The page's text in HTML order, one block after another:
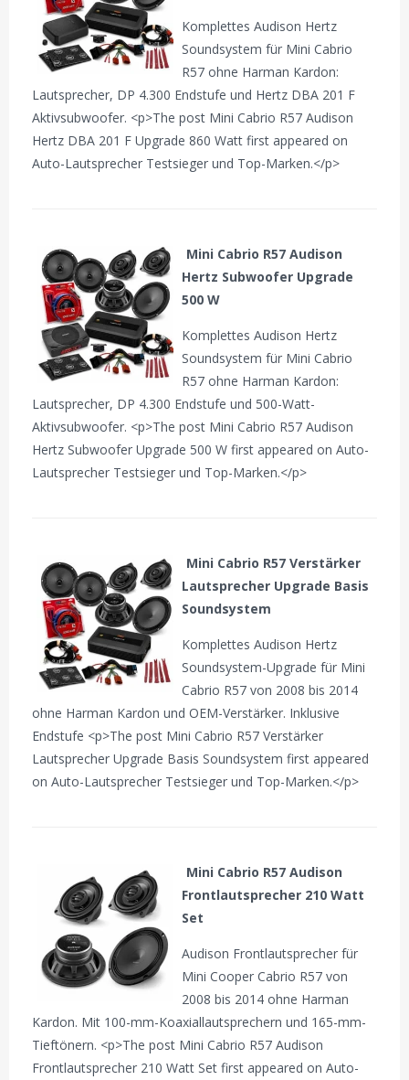
Komplettes Audison Hertz
Soundsystem für Mini Cabrio
R57 ohne Harman Kardon:
Lautsprecher, DP 4.300 Endstufe und Hertz DBA 201 F
Aktivsubwoofer. <p>The post Mini Cabrio R57 Audison
Hertz DBA 201 F Upgrade 860 Watt first appeared on
Auto-Lautsprecher Testsieger und Top-Marken.</p>
Mini Cabrio R57 Audison
Hertz Subwoofer Upgrade
500 W
Komplettes Audison Hertz
Soundsystem für Mini Cabrio
R57 ohne Harman Kardon:
Lautsprecher, DP 4.300 Endstufe und 500-Watt-
Aktivsubwoofer. <p>The post Mini Cabrio R57 Audison
Hertz Subwoofer Upgrade 500 W first appeared on Auto-
Lautsprecher Testsieger und Top-Marken.</p>
Mini Cabrio R57 Verstärker
Lautsprecher Upgrade Basis
Soundsystem
Komplettes Audison Hertz
Soundsystem-Upgrade für Mini
Cabrio R57 von 2008 bis 2014
ohne Harman Kardon und OEM-Verstärker. Inklusive
Endstufe <p>The post Mini Cabrio R57 Verstärker
Lautsprecher Upgrade Basis Soundsystem first appeared
on Auto-Lautsprecher Testsieger und Top-Marken.</p>
Mini Cabrio R57 Audison
Frontlautsprecher 210 Watt
Set
Audison Frontlautsprecher für
Mini Cooper Cabrio R57 von
2008 bis 2014 ohne Harman
Kardon. Mit 100-mm-Koaxiallautsprechern und 165-mm-
Tieftönern. <p>The post Mini Cabrio R57 Audison
Frontlautsprecher 210 Watt Set first appeared on Auto-